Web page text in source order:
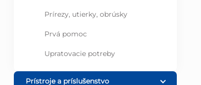
Prírezy, utierky, obrúsky
Prvá pomoc
Upratovacie potreby
Prístroje a príslušenstvo